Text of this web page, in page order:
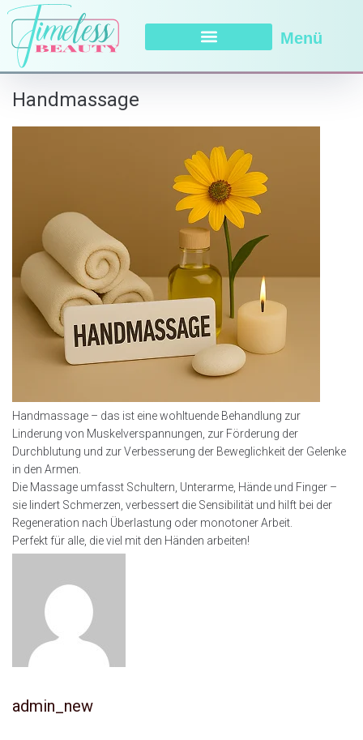
Menü
Handmassage
Handmassage – das ist eine wohltuende Behandlung zur
Linderung von Muskelverspannungen, zur Förderung der
Durchblutung und zur Verbesserung der Beweglichkeit der Gelenke
in den Armen.
Die Massage umfasst Schultern, Unterarme, Hände und Finger –
sie lindert Schmerzen, verbessert die Sensibilität und hilft bei der
Regeneration nach Überlastung oder monotoner Arbeit.
Perfekt für alle, die viel mit den Händen arbeiten!
admin_new